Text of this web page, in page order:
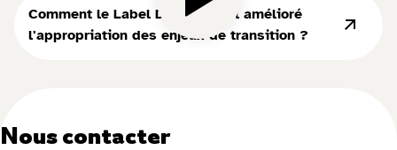
Comment le Label DD&RS a-t-il amélioré
l'appropriation des enjeux de transition ?
Nous contacter